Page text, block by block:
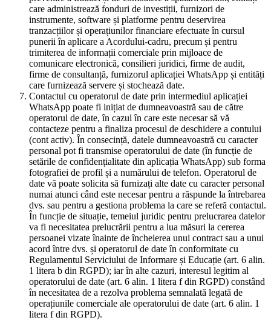
care administrează fonduri de investiții, furnizori de
instrumente, software și platforme pentru deservirea
tranzacțiilor și operațiunilor financiare efectuate în cursul
punerii în aplicare a Acordului-cadru, precum și pentru
trimiterea de informații comerciale prin mijloace de
comunicare electronică, consilieri juridici, firme de audit,
firme de consultanță, furnizorul aplicației WhatsApp și entități
care furnizează servere și stochează date.
Contactul cu operatorul de date prin intermediul aplicației
WhatsApp poate fi inițiat de dumneavoastră sau de către
operatorul de date, în cazul în care este necesar să vă
contacteze pentru a finaliza procesul de deschidere a contului
(cont activ). În consecință, datele dumneavoastră cu caracter
personal pot fi transmise operatorului de date (în funcție de
setările de confidențialitate din aplicația WhatsApp) sub forma
fotografiei de profil și a numărului de telefon. Operatorul de
date vă poate solicita să furnizați alte date cu caracter personal
numai atunci când este necesar pentru a răspunde la întrebarea
dvs. sau pentru a gestiona problema la care se referă contactul.
În funcție de situație, temeiul juridic pentru prelucrarea datelor
va fi necesitatea prelucrării pentru a lua măsuri la cererea
persoanei vizate înainte de încheierea unui contract sau a unui
acord între dvs. și operatorul de date în conformitate cu
Regulamentul Serviciului de Informare și Educație (art. 6 alin.
1 litera b din RGPD); iar în alte cazuri, interesul legitim al
operatorului de date (art. 6 alin. 1 litera f din RGPD) constând
în necesitatea de a rezolva problema semnalată legată de
operațiunile comerciale ale operatorului de date (art. 6 alin. 1
litera f din RGPD).